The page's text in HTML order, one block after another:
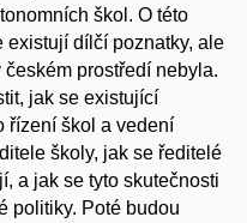
škol. O této
existují dílčí poznatky, ale
prostředí nebyla.
jak se existující
řízení škol a vedení
školy, jak se ředitelé
a jak se tyto skutečnosti
politiky. Poté budou